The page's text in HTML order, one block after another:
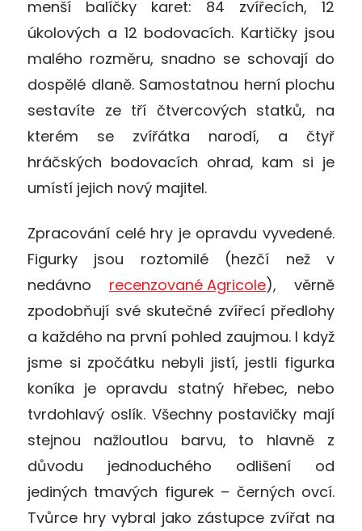
menší balíčky karet: 84 zvířecích, 12
úkolových a 12 bodovacích. Kartičky jsou
malého rozměru, snadno se schovají do
dospělé dlaně. Samostatnou herní plochu
sestavíte ze tří čtvercových statků, na
kterém se zvířátka narodí, a čtyř
hráčských bodovacích ohrad, kam si je
umístí jejich nový majitel.
Zpracování celé hry je opravdu vyvedené.
Figurky jsou roztomilé (hezčí než v
nedávno recenzované Agricole), věrně
zpodobňují své skutečné zvířecí předlohy
a každého na první pohled zaujmou. I když
jsme si zpočátku nebyli jistí, jestli figurka
koníka je opravdu statný hřebec, nebo
tvrdohlavý oslík. Všechny postavičky mají
stejnou nažloutlou barvu, to hlavně z
důvodu jednoduchého odlišení od
jediných tmavých figurek – černých ovcí.
Tvůrce hry vybral jako zástupce zvířat na